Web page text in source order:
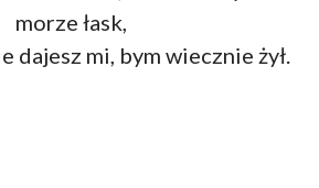
morze łask,
dajesz mi, bym wiecznie żył.